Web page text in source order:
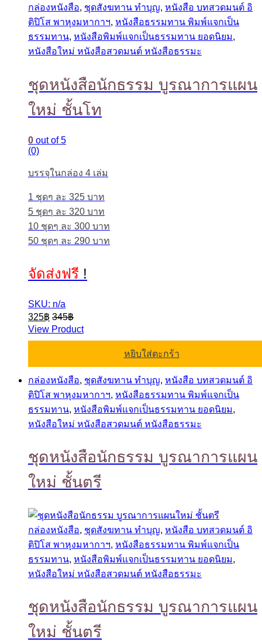
กล่องหนังสือ, ชุดสังฆทาน ทำบุญ, หนังสือ บทสวดมนต์ อิ
ติปิโส พาหุงมหากาฯ, หนังสือธรรมทาน พิมพ์แจกเป็น
ธรรมทาน, หนังสือพิมพ์แจกเป็นธรรมทาน ยอดนิยม,
หนังสือใหม่ หนังสือสวดมนต์ หนังสือธรรมะ
ชุดหนังสือนักธรรม บูรณาการแผน
ใหม่ ชั้นโท
0 out of 5
(0)
บรรจุในกล่อง 4 เล่ม
1 ชุดๆ ละ 325 บาท
5 ชุดๆ ละ 320 บาท
10 ชุดๆ ละ 300 บาท
50 ชุดๆ ละ 290 บาท
จัดส่งฟรี !
SKU: n/a
325฿ 345฿
View Product
หยิบใส่ตะกร้า
กล่องหนังสือ, ชุดสังฆทาน ทำบุญ, หนังสือ บทสวดมนต์ อิ
ติปิโส พาหุงมหากาฯ, หนังสือธรรมทาน พิมพ์แจกเป็น
ธรรมทาน, หนังสือพิมพ์แจกเป็นธรรมทาน ยอดนิยม,
หนังสือใหม่ หนังสือสวดมนต์ หนังสือธรรมะ
ชุดหนังสือนักธรรม บูรณาการแผน
ใหม่ ชั้นตรี
กล่องหนังสือ, ชุดสังฆทาน ทำบุญ, หนังสือ บทสวดมนต์ อิ
ติปิโส พาหุงมหากาฯ, หนังสือธรรมทาน พิมพ์แจกเป็น
ธรรมทาน, หนังสือพิมพ์แจกเป็นธรรมทาน ยอดนิยม,
หนังสือใหม่ หนังสือสวดมนต์ หนังสือธรรมะ
ชุดหนังสือนักธรรม บูรณาการแผน
ใหม่ ชั้นตรี